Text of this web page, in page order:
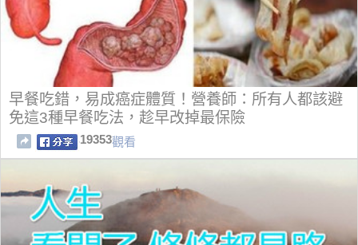
早餐吃錯，易成癌症體質！營養師：所有人都該避
免這3種早餐吃法，趁早改掉最保險
19353觀看